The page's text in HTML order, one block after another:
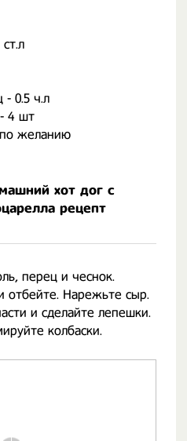
0.5 ч.л
- 4 шт
по желанию
хот дог с
рецепт
перец и чеснок.
Нарежьте сыр.
и сделайте лепешки.
колбаски.